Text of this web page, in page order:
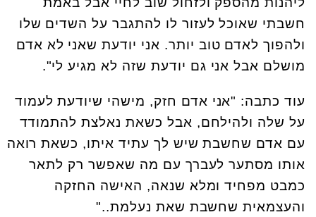
חשבתי שאוכל לעזור לו להתגבר על השדים שלו
ולהפוך לאדם טוב יותר. אני יודעת שאני לא אדם
מושלם אבל אני גם יודעת שזה לא מגיע לי".
עוד כתבה: "אני אדם חזק, מישהי שיודעת לעמוד
על שלה ולהילחם, אבל כשאת נאלצת להתמודד
עם אדם שחשבת שיש לך עתיד איתו, כשאת רואה
אותו מסתער לעברך עם מה שאפשר רק לתאר
כמבט מפחיד ומלא שנאה, האישה החזקה
והעצמאית שחשבת שאת נעלמת.."